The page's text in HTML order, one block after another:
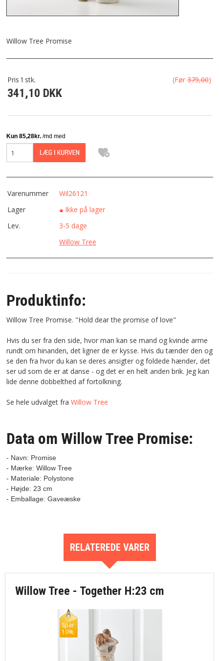
FRAGT
KONTAKT
FORTRYDELSESRET
Willow Tree Promise
Pris 1 stk. (Før379,00)
341,10 DKK
Varenummer
Wil26121
Lager
Ikke på lager
Lev.
3-5 dage
Willow Tree
Produktinfo:
Willow Tree Promise. "Hold dear the promise of love"
Hvis du ser fra den side, hvor man kan se mand og kvinde arme
rundt om hinanden, det ligner de er kysse. Hvis du tænder den og
se den fra hvor du kan se deres ansigter og foldede hænder, det
ser ud som de er at danse - og det er en helt anden brik. Jeg kan
lide denne dobbelthed af fortolkning.
Se hele udvalget fra Willow Tree
Data om Willow Tree Promise:
- Navn: Promise
- Mærke: Willow Tree
- Materiale: Polystone
- Højde: 23 cm
- Emballage: Gaveæske
RELATEREDE VARER
Willow Tree - Together H:23 cm
Spar
10%